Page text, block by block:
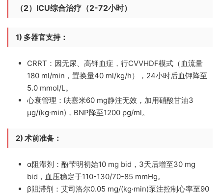
（2）ICU综合治疗（2-72小时）
1) 多器官支持：
CRRT： 因无尿、高钾血症，行CVVHDF模式（血流量
180 ml/min，置换量40 ml/kg/h），24小时后血钾降至
5.0 mmol/L。
心衰管理： 呋塞米60 mg静注无效，加用硝酸甘油3
μg/(kg·min)，BNP降至1200 pg/ml。
2) 术前准备：
α阻滞剂： 酚苄明初始10 mg bid，3天后增至30 mg
bid，血压稳定于110-130/70-85 mmHg。
β阻滞剂： 艾司洛尔0.05 mg/(kg·min)泵注控制心率至90